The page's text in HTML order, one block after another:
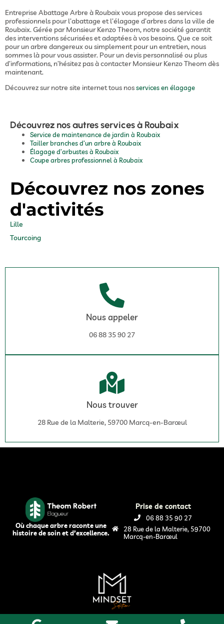
Entreprise Abattage Arbre à Roubaix vous propose des services
professionnels pour l’abattage et l’élagage d’arbres dans la ville de
Roubaix. Gérée par Monsieur Kenzo Theom, notre société garantit
des interventions sécurisées et adaptées à vos besoins. Que ce soit
pour un arbre dangereux ou simplement pour un entretien, nous
sommes là pour vous assister. Pour un devis personnalisé ou plus
d’informations, n’hésitez pas à contacter Monsieur Kenzo Theom dès
maintenant.
Découvrez sur notre site internet tous nosservices en élagage
Découvrez nos autres services à Roubaix
Service de maintenance de jardin à Roubaix
Tailler branches d’un arbre à Roubaix
Élagage d’arbustes à Roubaix
Coupe arbres professionnel à Roubaix
Découvrez nos zones
d'activités
Lille
Tourcoing
Nous appeler
06 88 35 90 27
Nous trouver
28 Rue de la Malterie, 59700 Marcq-en-Barœul
Où chaque arbre raconte une
histoire de soin et d’excellence.
Prise de contact
06 88 35 90 27
28 Rue de la Malterie, 59700
Marcq-en-Barœul